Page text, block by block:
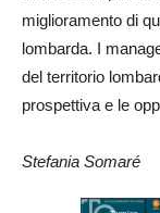
miglioramento di
lombarda. I
del territorio
prospettiva e le
Stefania Somaré